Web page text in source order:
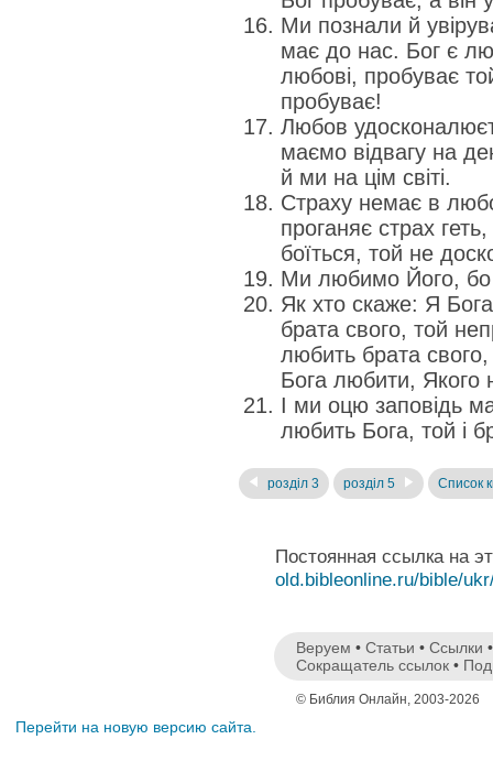
Ми познали й
має до нас. Бог є
любові, пробуває
пробуває!
Любов
маємо відвагу на
й ми на цім світі.
Страху немає в
проганяє страх
боїться, той не
Ми любимо Його,
Як хто скаже: Я
брата свого, той
любить брата
Бога любити, Якого
І ми оцю заповідь
любить Бога, той і
розділ 3 розділ 5 Список
Постоянная ссылка на
old.bibleonline.ru/bible/
Веруем • Статьи • Ссылки
Сокращатель ссылок •
© Библия Онлайн, 2003-2026
Перейти на новую версию сайта.